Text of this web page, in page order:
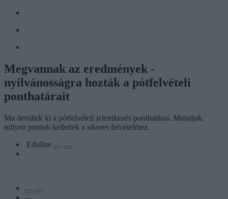
Megvannak az eredmények -
nyilvánosságra hozták a pótfelvételi
ponthatárait
Ma derültek ki a pótfelvételi jelentkezés ponthatárai. Mutatjuk,
milyen pontok kellettek a sikeres felvételihez.
Eduline